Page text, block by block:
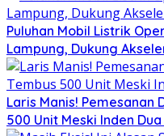
Puluhan Mobil Listrik
Lampung, Dukung
Laris Manis! Pemesanan
500 Unit Meski Inden Dua